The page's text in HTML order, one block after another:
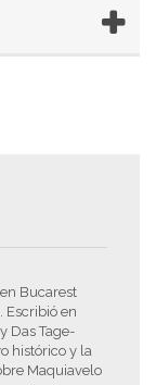
Bucarest
Escribió en
Das Tage-
histórico y la
Maquiavelo